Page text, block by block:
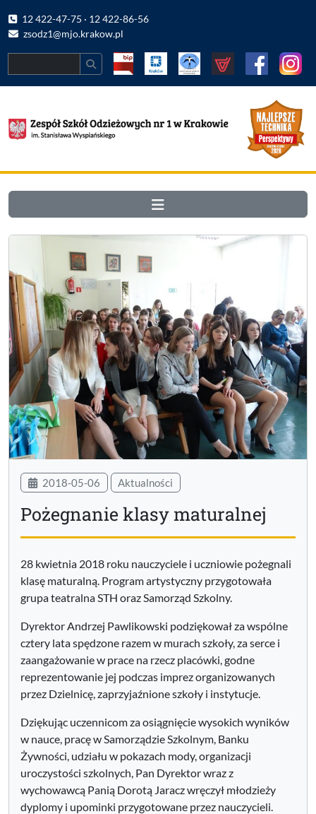
12 422-47-75 · 12 422-86-56
zsodz1@mjo.krakow.pl
2018-05-06 Aktualności
Pożegnanie klasy maturalnej
28 kwietnia 2018 roku nauczyciele i uczniowie pożegnali
klasę maturalną. Program artystyczny przygotowała
grupa teatralna STH oraz Samorząd Szkolny.
Dyrektor Andrzej Pawlikowski podziękował za wspólne
cztery lata spędzone razem w murach szkoły, za serce i
zaangażowanie w prace na rzecz placówki, godne
reprezentowanie jej podczas imprez organizowanych
przez Dzielnicę, zaprzyjaźnione szkoły i instytucje.
Dziękując uczennicom za osiągnięcie wysokich wyników
w nauce, pracę w Samorządzie Szkolnym, Banku
Żywności, udziału w pokazach mody, organizacji
uroczystości szkolnych, Pan Dyrektor wraz z
wychowawcą Panią Dorotą Jaracz wręczył młodzieży
dyplomy i upominki przygotowane przez nauczycieli.